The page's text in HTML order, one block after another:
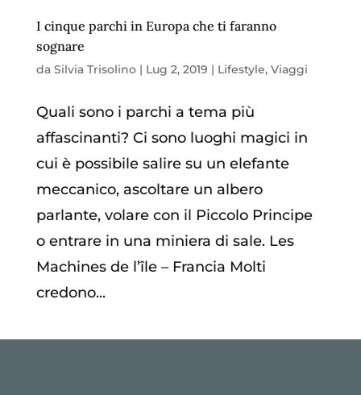
I cinque parchi in Europa che ti faranno
sognare
da Silvia Trisolino| Lug 2, 2019 | Lifestyle, Viaggi
Quali sono i parchi a tema più
affascinanti? Ci sono luoghi magici in
cui è possibile salire su un elefante
meccanico, ascoltare un albero
parlante, volare con il Piccolo Principe
o entrare in una miniera di sale. Les
Machines de l’île – Francia Molti
credono...